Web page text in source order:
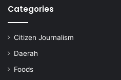
Categories
Citizen Journalism
Daerah
Foods